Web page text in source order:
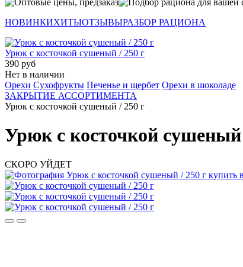
НОВИНКИХИТЫОТЗЫВЫРАЗБОР РАЦИОНА
Урюк с косточкой сушеный / 250 г
390 руб
Нет в наличии
Орехи Сухофрукты Печенье и щербет Орехи в шоколаде
ЗАКРЫТИЕ АССОРТИМЕНТА
Урюк с косточкой сушеный / 250 г
Урюк с косточкой сушеный
СКОРО УЙДЕТ